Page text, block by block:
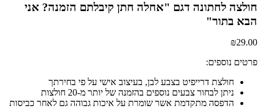
חולצה לחתונה דגם "אחלה חתן קיבלתם הזמנה? אני
הבא בתור"
₪29.00
פרטים נוספים:
חולצת דרייפיט בצבע לבן, בעיצוב אישי על פי בחירתך
ניתן לבחור צבעים נוספים בהזמנה של יותר מ-20 חולצות
הדפסה מתקדמת אשר שומרת על איכות גבוהה גם לאחר כביסות